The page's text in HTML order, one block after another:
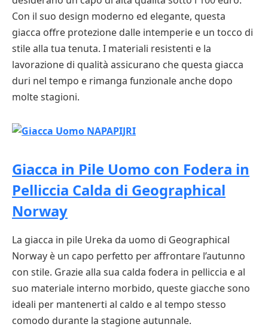
Con il suo design moderno ed elegante, questa
giacca offre protezione dalle intemperie e un tocco di
stile alla tua tenuta. I materiali resistenti e la
lavorazione di qualità assicurano che questa giacca
duri nel tempo e rimanga funzionale anche dopo
molte stagioni.
Giacca in Pile Uomo con Fodera in
Pelliccia Calda di Geographical
Norway
La giacca in pile Ureka da uomo di Geographical
Norway è un capo perfetto per affrontare l’autunno
con stile. Grazie alla sua calda fodera in pelliccia e al
suo materiale interno morbido, queste giacche sono
ideali per mantenerti al caldo e al tempo stesso
comodo durante la stagione autunnale.